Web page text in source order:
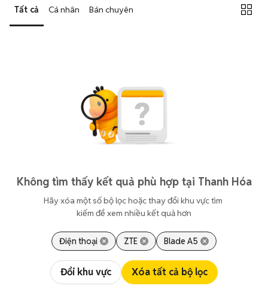
Tất cả Cá nhân Bán chuyên
Không tìm thấy kết quả phù hợp tại Thanh Hóa
Hãy xóa một số bộ lọc hoặc thay đổi khu vực tìm
kiếm để xem nhiều kết quả hơn
Điện thoại ZTE Blade A5
Đổi khu vực Xóa tất cả bộ lọc